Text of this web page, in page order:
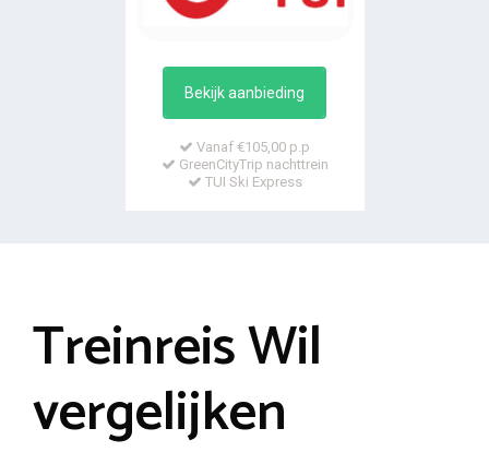
Bekijk aanbieding
Vanaf €105,00 p.p
GreenCityTrip nachttrein
TUI Ski Express
Treinreis Wil
vergelijken